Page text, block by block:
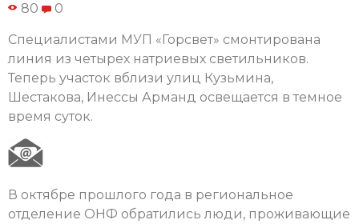
80 0
Cпециалистами МУП «Горсвет» смонтирована
линия из четырех натриевых светильников.
Теперь участок вблизи улиц Кузьмина,
Шестакова, Инессы Арманд освещается в темное
время суток.
В октябре прошлого года в региональное
отделение ОНФ обратились люди, проживающие